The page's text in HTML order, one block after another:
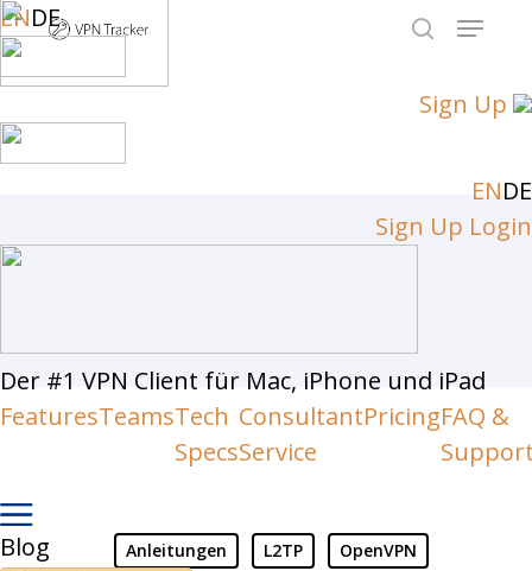
ENDE
Sign Up
ENDE
Sign Up Login
Der #1 VPN Client für Mac, iPhone und iPad
FeaturesTeamsTech
Specs
Consultant
Service
PricingFAQ &
Blog
Skip
to
main
content
Menu
Anleitungen L2TP OpenVPN